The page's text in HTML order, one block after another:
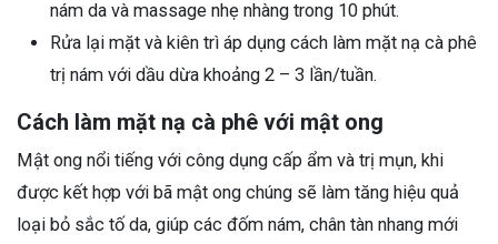
nám da và massage nhẹ nhàng trong 10 phút.
Rửa lại mặt và kiên trì áp dụng cách làm mặt nạ cà phê
trị nám với dầu dừa khoảng 2 – 3 lần/tuần.
Cách làm mặt nạ cà phê với mật ong
Mật ong nổi tiếng với công dụng cấp ẩm và trị mụn, khi
được kết hợp với bã mật ong chúng sẽ làm tăng hiệu quả
loại bỏ sắc tố da, giúp các đốm nám, chân tàn nhang mới